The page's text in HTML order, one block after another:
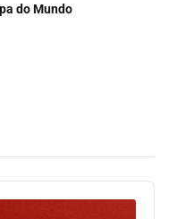
do Mundo